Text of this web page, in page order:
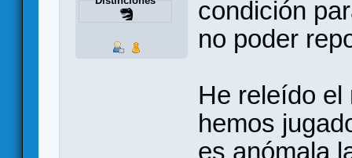
condición
no poder
He releído el
hemos
es anómala